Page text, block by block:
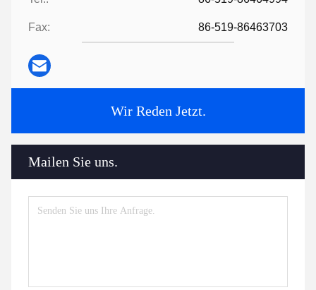
Fax: 86-519-86463703
Wir Reden Jetzt.
Mailen Sie uns.